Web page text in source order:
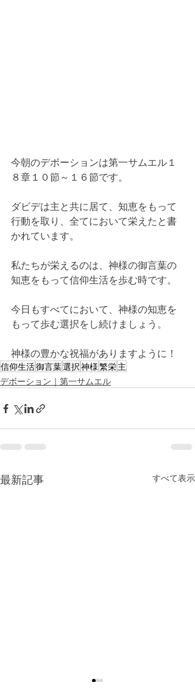
今朝のデボーションは第一サムエル１
８章１０節～１６節です。
ダビデは主と共に居て、知恵をもって
行動を取り、全てにおいて栄えたと書
かれています。
私たちが栄えるのは、神様の御言葉の
知恵をもって信仰生活を歩む時です。
今日もすべてにおいて、神様の知恵を
もって歩む選択をし続けましょう。
神様の豊かな祝福がありますように！
信仰生活御言葉選択神様繁栄主
デボーション｜第一サムエル
最新記事 すべて表示